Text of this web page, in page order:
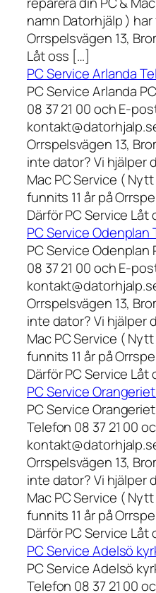
namn Datorhjälp ) har
Orrspelsvägen 13,
Låt oss […]
PC Service Arlanda
PC Service Arlanda
08 37 21 00 och E-
Orrspelsvägen 13,
inte dator? Vi hjälper
Mac PC Service (
funnits 11 år på
Därför PC Service Låt
PC Service Odenplan
PC Service Odenplan
08 37 21 00 och E-
Orrspelsvägen 13,
inte dator? Vi hjälper
Mac PC Service (
funnits 11 år på
Därför PC Service Låt
PC Service
PC Service
Telefon 08 37 21 00
Orrspelsvägen 13,
inte dator? Vi hjälper
Mac PC Service (
funnits 11 år på
Därför PC Service Låt
PC Service Adelsö
PC Service Adelsö
Telefon 08 37 21 00